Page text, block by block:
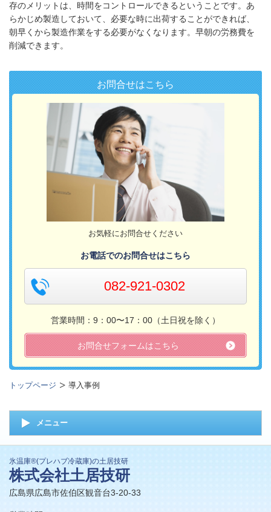
存のメリットは、時間をコントロールできるということです。あ
らかじめ製造しておいて、必要な時に出荷することができれば、
朝早くから製造作業をする必要がなくなります。早朝の労務費を
削減できます。
お問合せはこちら
お気軽にお問合せください
お電話でのお問合せはこちら
082-921-0302
営業時間：9：00〜17：00（土日祝を除く）
お問合せフォームはこちら
トップページ 導入事例
メニュー
氷温庫®(プレハブ冷蔵庫)の土居技研
株式会社土居技研
広島県広島市佐伯区観音台3-20-33